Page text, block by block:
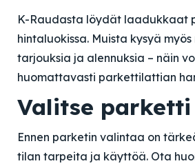
K-Raudasta löydät laadukkaat
hintaluokissa. Muista kysyä
tarjouksia ja alennuksia – näin
huomattavasti parkettilattian
Valitse
Ennen parketin valintaa on
tilan tarpeita ja käyttöä. Ota